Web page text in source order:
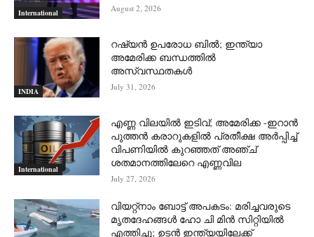
International August 2, 2026
INDIA
റഷ്യന്‍ ഉപരോധ ബില്‍; ഇന്ത്യാ
അമേരിക്ക ബന്ധത്തില്‍
അസ്വസ്ഥതകള്‍
July 31, 2026
International
എണ്ണ വിലയില്‍ ഇടിവ്; അമേരിക്ക -ഇറാന്‍
പുത്തന്‍ കരാറുകളില്‍ പ്രതീക്ഷ അര്‍പ്പിച്ച്
വിപണിയില്‍ കുറഞ്ഞത് അഞ്ച്
ശതമാനത്തിലേറെ എണ്ണവില
July 27, 2026
വിയറ്റ്നാം ബോട്ട് അപകടം: മരിച്ചവരുടെ
മൃതദേഹങ്ങൾ ഹോ ചി മിൻ സിറ്റിയിൽ
എത്തിച്ചു; ഉടൻ ഇന്ത്യയിലേക്ക്